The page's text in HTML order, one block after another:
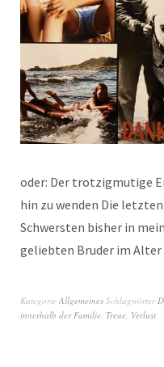
oder: Der trotzigmutige
hin zu wenden Die
Schwersten bisher in
geliebten Bruder im
Kategorie Allgemeines Schlagwörter
innerhalb der Familie Treue Verlust